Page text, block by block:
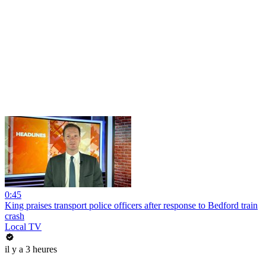
0:45
King praises transport police officers after response to Bedford train
crash
Local TV
il y a 3 heures